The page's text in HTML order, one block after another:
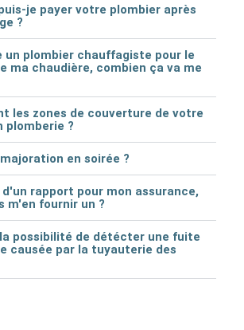
je payer votre plombier après
?
un plombier chauffagiste pour le
ma chaudière, combien ça va me
les zones de couverture de votre
plomberie ?
en soirée ?
rapport pour mon assurance,
m'en fournir un ?
possibilité de détécter une fuite
causée par la tuyauterie des